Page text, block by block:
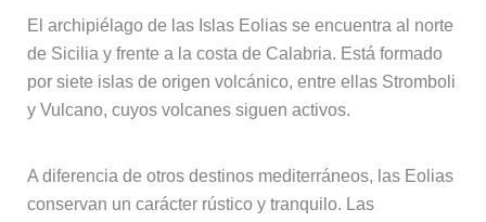
El archipiélago de las Islas Eolias se encuentra al norte
de Sicilia y frente a la costa de Calabria. Está formado
por siete islas de origen volcánico, entre ellas Stromboli
y Vulcano, cuyos volcanes siguen activos.
A diferencia de otros destinos mediterráneos, las Eolias
conservan un carácter rústico y tranquilo. Las